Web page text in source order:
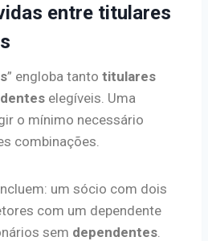
entre titulares
” engloba tanto titulares
elegíveis. Uma
o mínimo necessário
combinações.
um sócio com dois
com um dependente
sem dependentes